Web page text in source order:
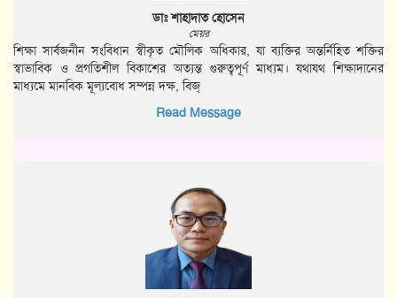
ডাঃ শাহাদাত হোসেন
মেয়র
শিক্ষা সার্বজনীন সংবিধান স্বীকৃত মৌলিক অধিকার, যা ব্যক্তির অন্তর্নিহিত শক্তির
স্বাভাবিক ও প্রগতিশীল বিকাশের অত্যন্ত গুরুত্বপূর্ণ মাধ্যম। যথাযথ শিক্ষাদানের
মাধ্যমে মানবিক মূল্যবোধ সম্পন্ন দক্ষ, বিজ্
Read Message